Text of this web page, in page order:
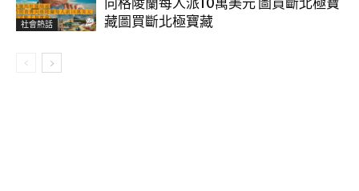
社會熱話
藏圖買斷北極寶藏